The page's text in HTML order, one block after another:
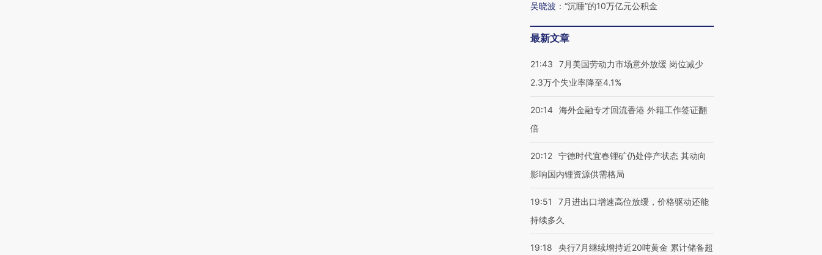
吴晓波 ： “沉睡”的10万亿元公积金
最新文章
21:43
7月美国劳动力市场意外放缓 岗位减少
2.3万个失业率降至4.1%
20:14 海外金融专才回流香港 外籍工作签证翻
倍
20:12 宁德时代宜春锂矿仍处停产状态 其动向
影响国内锂资源供需格局
19:51
7月进出口增速高位放缓，价格驱动还能
持续多久
19:18
央行7月继续增持近20吨黄金 累计储备超